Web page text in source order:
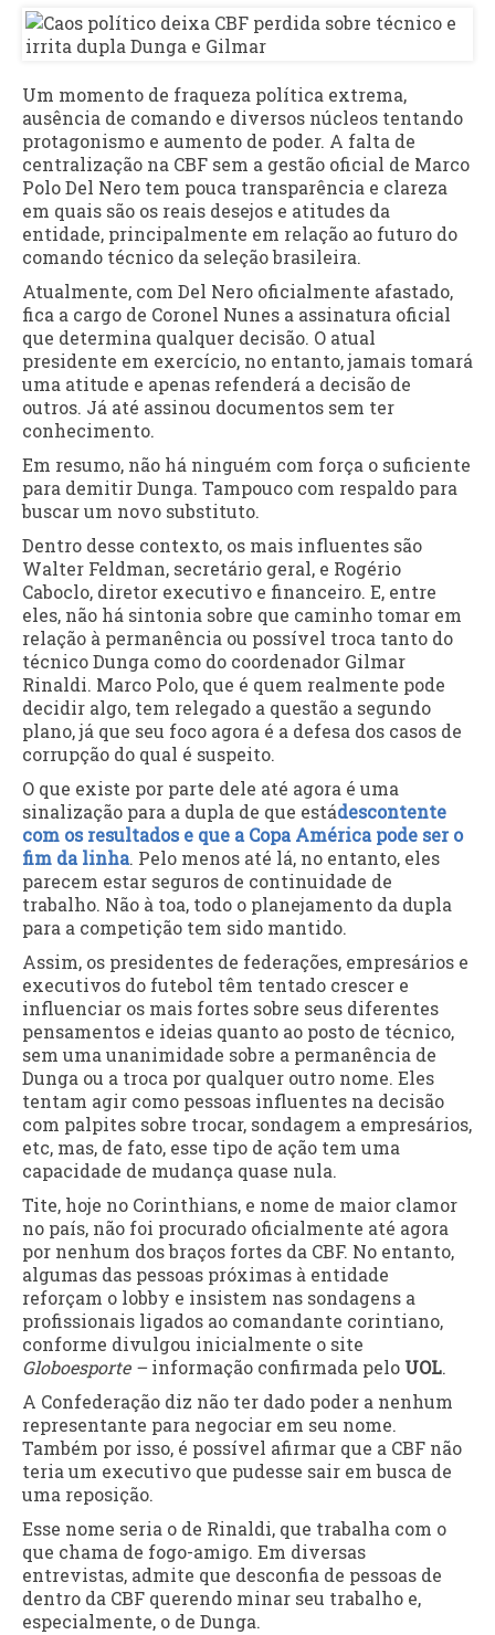
Um momento de fraqueza política extrema,
ausência de comando e diversos núcleos tentando
protagonismo e aumento de poder. A falta de
centralização na CBF sem a gestão oficial de Marco
Polo Del Nero tem pouca transparência e clareza
em quais são os reais desejos e atitudes da
entidade, principalmente em relação ao futuro do
comando técnico da seleção brasileira.
Atualmente, com Del Nero oficialmente afastado,
fica a cargo de Coronel Nunes a assinatura oficial
que determina qualquer decisão. O atual
presidente em exercício, no entanto, jamais tomará
uma atitude e apenas refenderá a decisão de
outros. Já até assinou documentos sem ter
conhecimento.
Em resumo, não há ninguém com força o suficiente
para demitir Dunga. Tampouco com respaldo para
buscar um novo substituto.
Dentro desse contexto, os mais influentes são
Walter Feldman, secretário geral, e Rogério
Caboclo, diretor executivo e financeiro. E, entre
eles, não há sintonia sobre que caminho tomar em
relação à permanência ou possível troca tanto do
técnico Dunga como do coordenador Gilmar
Rinaldi. Marco Polo, que é quem realmente pode
decidir algo, tem relegado a questão a segundo
plano, já que seu foco agora é a defesa dos casos de
corrupção do qual é suspeito.
O que existe por parte dele até agora é uma
sinalização para a dupla de que estádescontente
com os resultados e que a Copa América pode ser o
fim da linha. Pelo menos até lá, no entanto, eles
parecem estar seguros de continuidade de
trabalho. Não à toa, todo o planejamento da dupla
para a competição tem sido mantido.
Assim, os presidentes de federações, empresários e
executivos do futebol têm tentado crescer e
influenciar os mais fortes sobre seus diferentes
pensamentos e ideias quanto ao posto de técnico,
sem uma unanimidade sobre a permanência de
Dunga ou a troca por qualquer outro nome. Eles
tentam agir como pessoas influentes na decisão
com palpites sobre trocar, sondagem a empresários,
etc, mas, de fato, esse tipo de ação tem uma
capacidade de mudança quase nula.
Tite, hoje no Corinthians, e nome de maior clamor
no país, não foi procurado oficialmente até agora
por nenhum dos braços fortes da CBF. No entanto,
algumas das pessoas próximas à entidade
reforçam o lobby e insistem nas sondagens a
profissionais ligados ao comandante corintiano,
conforme divulgou inicialmente o site
Globoesporte –informação confirmada pelo UOL.
A Confederação diz não ter dado poder a nenhum
representante para negociar em seu nome.
Também por isso, é possível afirmar que a CBF não
teria um executivo que pudesse sair em busca de
uma reposição.
Esse nome seria o de Rinaldi, que trabalha com o
que chama de fogo-amigo. Em diversas
entrevistas, admite que desconfia de pessoas de
dentro da CBF querendo minar seu trabalho e,
especialmente, o de Dunga.